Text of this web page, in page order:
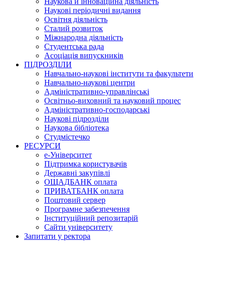
Наукові періодичні видання
Освітня діяльність
Сталий розвиток
Міжнародна діяльність
Студентська рада
Асоціація випускників
ПІДРОЗДІЛИ
Навчально-наукові інститути та факультети
Навчально-наукові центри
Адміністративно-управлінські
Освітньо-виховний та науковий процес
Адміністративно-господарські
Наукові підрозділи
Наукова бібліотека
Студмістечко
РЕСУРСИ
е-Університет
Підтримка користувачів
Державні закупівлі
ОЩАДБАНК оплата
ПРИВАТБАНК оплата
Поштовий сервер
Програмне забезпечення
Інституційний репозитарій
Сайти університету
Запитати у ректора